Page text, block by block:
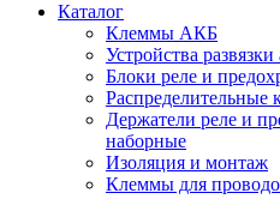
Каталог
Клеммы АКБ
Устройства
Блоки реле и
Распределительные
Держатели реле и
наборные
Изоляция и монтаж
Клеммы для